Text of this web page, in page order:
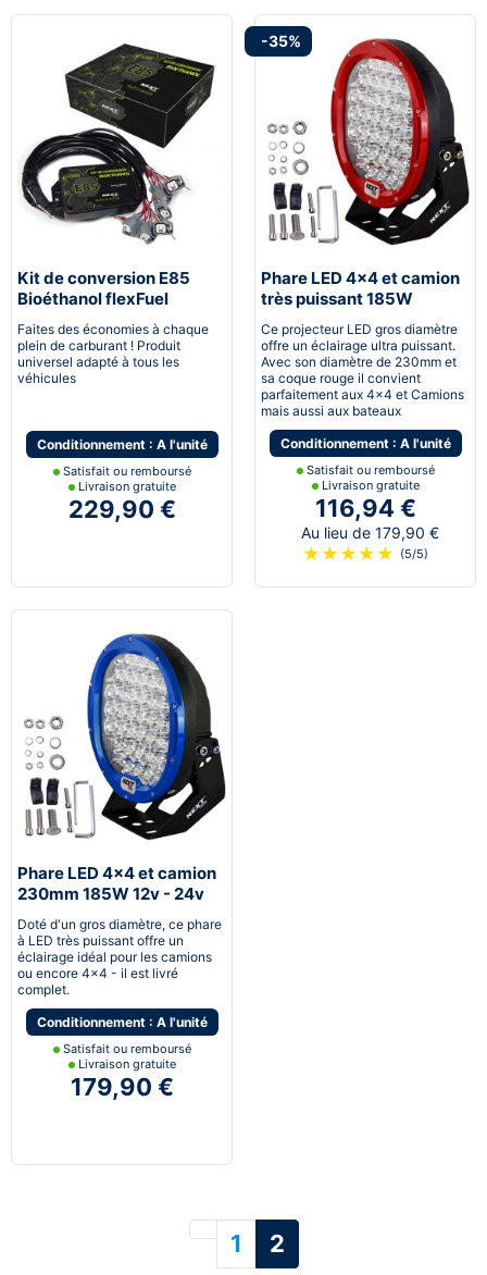
Kit de conversion E85
Bioéthanol flexFuel
converter
Faites des économies à chaque
plein de carburant ! Produit
universel adapté à tous les
véhicules
Conditionnement : A l'unité
Satisfait ou remboursé
Livraison gratuite
229,90 €
-35%
Phare LED 4x4 et camion
très puissant 185W
230mm 12v - 24v avec
cerclage rouge
Ce projecteur LED gros diamètre
offre un éclairage ultra puissant.
Avec son diamètre de 230mm et
sa coque rouge il convient
parfaitement aux 4x4 et Camions
mais aussi aux bateaux
Conditionnement : A l'unité
Satisfait ou remboursé
Livraison gratuite
116,94 €
Au lieu de 179,90 €
★ ★ ★ ★ ★ (5/5)
Phare LED 4x4 et camion
230mm 185W 12v - 24v
avec cerclage bleu
Doté d'un gros diamètre, ce phare
à LED très puissant offre un
éclairage idéal pour les camions
ou encore 4x4 - il est livré
complet.
Conditionnement : A l'unité
Satisfait ou remboursé
Livraison gratuite
179,90 €
Précédent
1 2